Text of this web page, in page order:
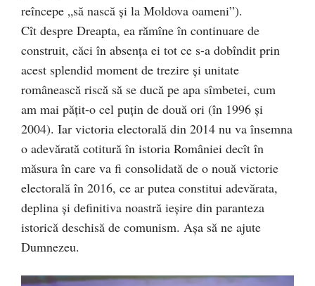
reîncepe „să nască şi la Moldova oameni”).
Cît despre Dreapta, ea rămîne în continuare de
construit, căci în absenţa ei tot ce s-a dobîndit prin
acest splendid moment de trezire şi unitate
românească riscă să se ducă pe apa sîmbetei, cum
am mai păţit-o cel puţin de două ori (în 1996 şi
2004). Iar victoria electorală din 2014 nu va însemna
o adevărată cotitură în istoria României decît în
măsura în care va fi consolidată de o nouă victorie
electorală în 2016, ce ar putea constitui adevărata,
deplina şi definitiva noastră ieşire din paranteza
istorică deschisă de comunism. Aşa să ne ajute
Dumnezeu.